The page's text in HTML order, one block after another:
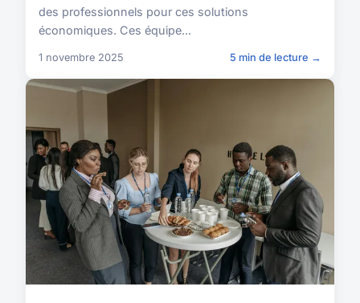
des professionnels pour ces solutions
économiques. Ces équipe...
1 novembre 2025 5 min de lecture →